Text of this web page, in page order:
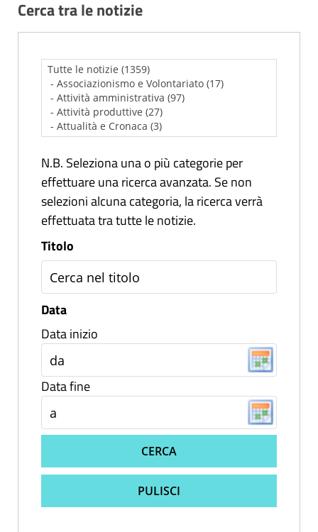
Cerca tra le notizie
N.B. Seleziona una o più categorie per
effettuare una ricerca avanzata. Se non
selezioni alcuna categoria, la ricerca verrà
effettuata tra tutte le notizie.
Titolo
Data
Data inizio
Data fine
CERCA
PULISCI